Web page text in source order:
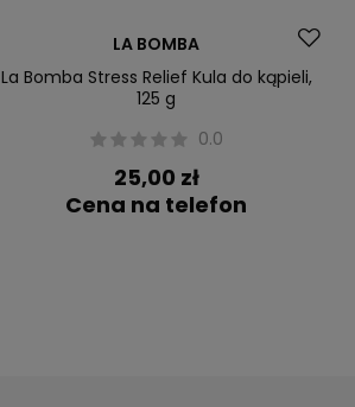
LA BOMBA
La Bomba Stress Relief Kula do kąpieli,
125 g
0.0
25,00 zł
Cena na telefon